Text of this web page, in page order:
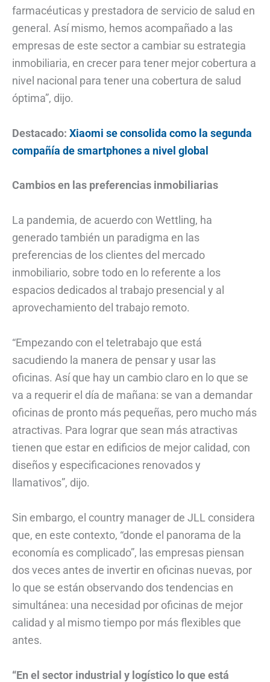
farmacéuticas y prestadora de servicio de salud en
general. Así mismo, hemos acompañado a las
empresas de este sector a cambiar su estrategia
inmobiliaria, en crecer para tener mejor cobertura a
nivel nacional para tener una cobertura de salud
óptima”, dijo.
Destacado: Xiaomi se consolida como la segunda
compañía de smartphones a nivel global
Cambios en las preferencias inmobiliarias
La pandemia, de acuerdo con Wettling, ha
generado también un paradigma en las
preferencias de los clientes del mercado
inmobiliario, sobre todo en lo referente a los
espacios dedicados al trabajo presencial y al
aprovechamiento del trabajo remoto.
“Empezando con el teletrabajo que está
sacudiendo la manera de pensar y usar las
oficinas. Así que hay un cambio claro en lo que se
va a requerir el día de mañana: se van a demandar
oficinas de pronto más pequeñas, pero mucho más
atractivas. Para lograr que sean más atractivas
tienen que estar en edificios de mejor calidad, con
diseños y especificaciones renovados y
llamativos”, dijo.
Sin embargo, el country manager de JLL considera
que, en este contexto, “donde el panorama de la
economía es complicado”, las empresas piensan
dos veces antes de invertir en oficinas nuevas, por
lo que se están observando dos tendencias en
simultánea: una necesidad por oficinas de mejor
calidad y al mismo tiempo por más flexibles que
antes.
“En el sector industrial y logístico lo que está